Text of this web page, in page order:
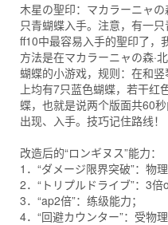
木星の聖印：マカラーニャ
只青蝴蝶入手。注意，有一
ff10中最容易入手的聖印了，
方法是在マカラーニャの森·
蝴蝶的小游戏，规则：在和
上均有7只蓝色蝴蝶，若干
蝶，也就是说两个版面共60
出现、入手。技巧记住路线！
改造后的“ロンギヌス”能力：
1．“ダメージ限界突破”：物
2．“トリプルドライブ”：3倍
3．“ap2倍”：练级能力；
4．“回避カウンター”：受物